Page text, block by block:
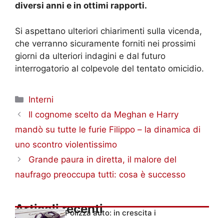
diversi anni e in ottimi rapporti.
Si aspettano ulteriori chiarimenti sulla vicenda,
che verranno sicuramente forniti nei prossimi
giorni da ulteriori indagini e dal futuro
interrogatorio al colpevole del tentato omicidio.
Categorie
Interni
Il cognome scelto da Meghan e Harry
mandò su tutte le furie Filippo – la dinamica di
uno scontro violentissimo
Grande paura in diretta, il malore del
naufrago preoccupa tutti: cosa è successo
Articoli recentiPolizza auto: in crescita i